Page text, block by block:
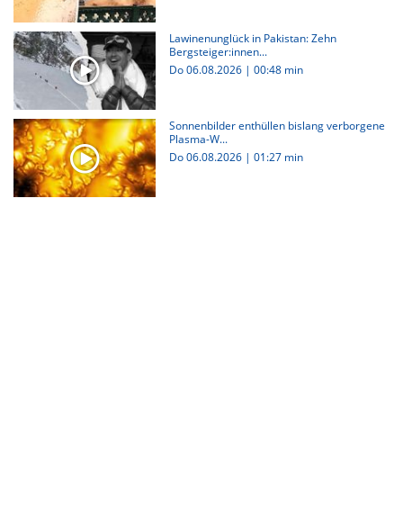
Lawinenunglück in Pakistan: Zehn
Bergsteiger:innen...
Do 06.08.2026 | 00:48 min
Sonnenbilder enthüllen bislang verborgene
Plasma-W...
Do 06.08.2026 | 01:27 min